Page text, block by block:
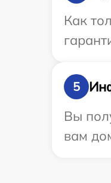
Как
5
Вы
вам